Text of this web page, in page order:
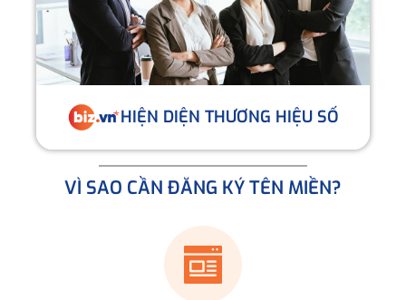
HIỆN DIỆN THƯƠNG HIỆU SỐ
VÌ SAO CẦN ĐĂNG KÝ TÊN MIỀN?